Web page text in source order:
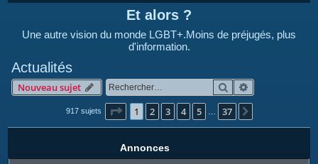
e
Et alors ?
Une autre vision du monde LGBT+.Moins de préjugés, plus
d'information.
Actualités
Nouveau sujet Rechercher
917 sujets Page 1sur37
1 2 3 4 5 37
Annonces